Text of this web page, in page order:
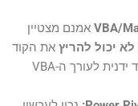
Claude אמנם מצטיין
לא יכול להריץאת הקוד
בתוך אקסל. עליכם להעתיק את הקוד ידנית לעורך ה-VBA